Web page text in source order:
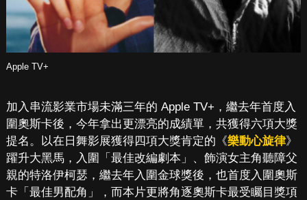
Apple TV+
加入串流影業市場未滿三年的 Apple TV+，繼去年首度入
圍奧斯卡後，今年拿出更漂亮的成績單，共獲得六項大獎
提名。以在日舞影展獲得四項大獎肯定的《樂動心旋律》
躍升大黑馬，入圍「最佳改編劇本」、飾演女主角聽障父
親的特洛伊柯瑟，繼去年入圍金球獎後，也首度入圍奧斯
卡「最佳男配角」，而本片更將角逐奧斯卡最受矚目獎項